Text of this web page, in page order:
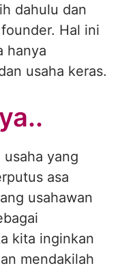
dahulu dan
Hal ini
hanya
usaha keras.
yang
asa
usahawan
kita inginkan
mendakilah